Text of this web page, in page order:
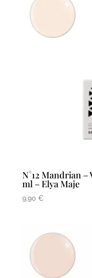
N°12 Mandrian
ml – Elya Maje
9,90 €